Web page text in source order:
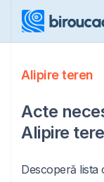
Alipire teren
Acte
Alipire
Descoperă lista